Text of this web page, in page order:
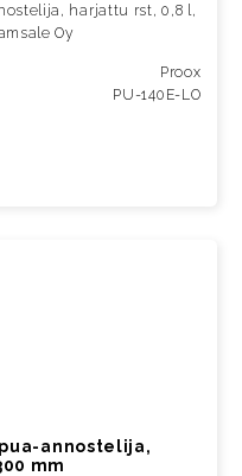
harjattu rst, 0,8 l,
Oy
Proox
PU-140E-LO
annostelija,
mm